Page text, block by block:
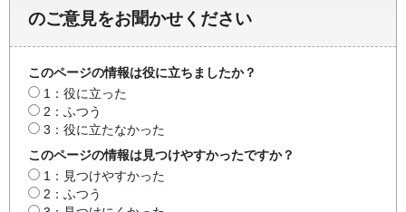
のご意見をお聞かせください
このページの情報は役に立ちましたか？
1：役に立った
2：ふつう
3：役に立たなかった
このページの情報は見つけやすかったですか？
1：見つけやすかった
2：ふつう